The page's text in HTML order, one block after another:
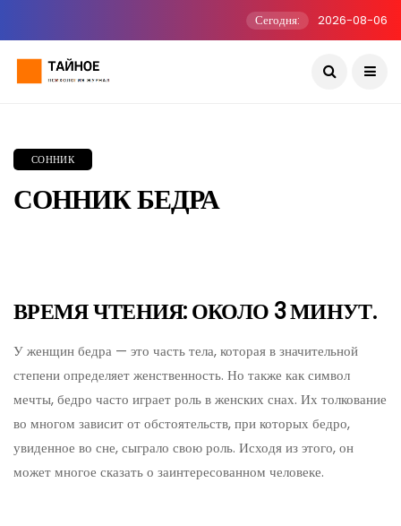
Сегодня: 2026-08-06
СОННИК
СОННИК БЕДРА
ВРЕМЯ ЧТЕНИЯ: ОКОЛО 3 МИНУТ.
У женщин бедра — это часть тела, которая в значительной
степени определяет женственность. Но также как символ
мечты, бедро часто играет роль в женских снах. Их толкование
во многом зависит от обстоятельств, при которых бедро,
увиденное во сне, сыграло свою роль. Исходя из этого, он
может многое сказать о заинтересованном человеке.